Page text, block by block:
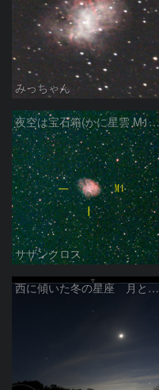
みっちゃん
夜空は宝石箱(かに星雲 M1) Seestar50
サザンクロス
西に傾いた冬の星座 月と金星＆木星